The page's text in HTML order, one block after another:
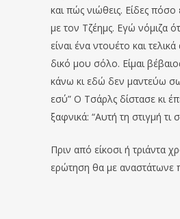
και πώς νιώθεις. Είδες πόσο
με τον Τζέημς. Εγώ νόμιζα
είναι ένα ντουέτο και
δικό μου σόλο. Είμαι
κάνω κι εδώ δεν μαντεύω
εσύ” Ο Τσάρλς δίστασε κι
ξαφνικά: “Αυτή τη στιγμή τι
Πριν από είκοσι ή τριάντα
ερώτηση θα με αναστάτωνε